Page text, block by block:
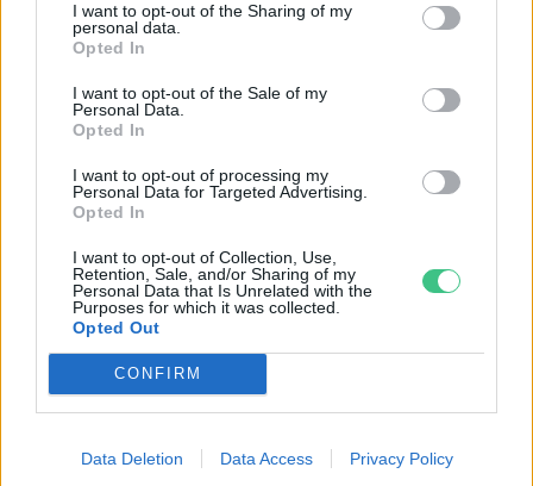
I want to opt-out of the Sharing of my
personal data.
Opted In
I want to opt-out of the Sale of my
Personal Data.
Opted In
I want to opt-out of processing my
Personal Data for Targeted Advertising.
Opted In
I want to opt-out of Collection, Use,
Retention, Sale, and/or Sharing of my
Personal Data that Is Unrelated with the
Purposes for which it was collected.
Opted Out
CONFIRM
Data Deletion Data Access Privacy Policy
az emberek szolgálatában, így a fejlődés
fogalmának sem szabad pusztán a
gazdasági előrelépést, az anyagi
szükségletek kielégítését jelentenie. A
fejlődés fogalma magában foglalja az
erkölcsi természetű előrelépést is, a
tiszteletét helyezve előtérbe.
Cikkajánló
A természetvédelem közös
ügyünk! – Interjú